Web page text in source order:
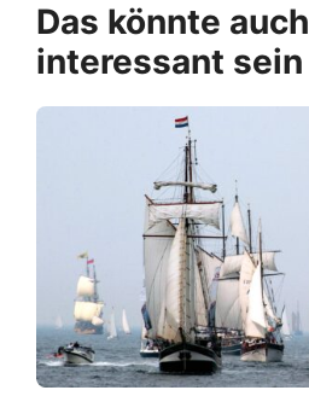
Das könnte auch
interessant sein